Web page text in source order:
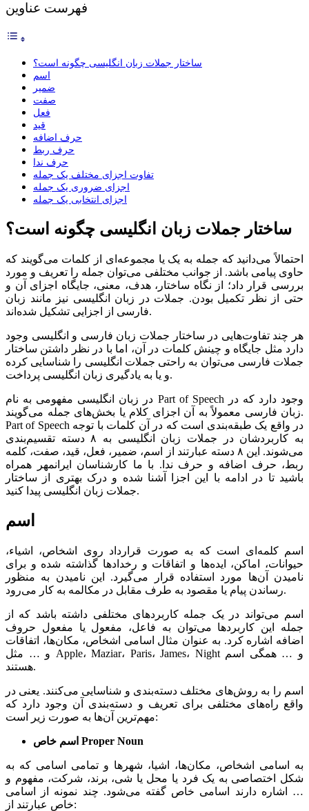
فهرست عناوین
ساختار جملات زبان انگلیسی چگونه است؟
اسم
ضمیر
صفت
فعل
قید
حرف اضافه
حرف ربط
حرف ندا
تفاوت اجزای مختلف یک جمله
اجزای ضروری یک جمله
اجزای انتخابی یک جمله
ساختار جملات زبان انگلیسی چگونه است؟
احتمالاً می‌دانید که جمله به یک یا مجموعه‌ای از کلمات می‌گویند که
حاوی پیامی باشد. از جوانب مختلفی می‌توان جمله را تعریف و مورد
بررسی قرار داد؛ از نگاه ساختار، هدف، معنی، جایگاه اجزای آن و
حتی از نظر تکمیل بودن. جملات در زبان انگلیسی نیز مانند زبان
فارسی از اجزایی تشکیل شده‌اند.
هر چند تفاوت‌هایی در ساختار جملات زبان فارسی و انگلیسی وجود
دارد مثل جایگاه و چینش کلمات در آن، اما با در نظر داشتن ساختار
جملات فارسی می‌توان به راحتی جملات انگلیسی را شناسایی کرده
و یا به یادگیری زبان انگلیسی پرداخت.
در زبان انگلیسی مفهومی به نام Part of Speech وجود دارد که در
زبان فارسی معمولاً به آن اجزای کلام یا بخش‌های جمله می‌گویند.
Part of Speech در واقع یک طبقه‌بندی است که در آن کلمات با توجه
به کاربردشان در جملات زبان انگلیسی به ۸ دسته تقسیم‌بندی
می‌شوند. این ۸ دسته عبارتند از اسم، ضمیر، فعل، قید، صفت، کلمه
ربط، حرف اضافه و حرف ندا. با ما کارشناسان ایرانمهر همراه
باشید تا در ادامه با این اجزا آشنا شده و درک بهتری از ساختار
جملات زبان انگلیسی پیدا کنید.
اسم
اسم کلمه‌ای است که به صورت قرارداد روی اشخاص، ‌اشیاء،
حیوانات، اماکن، ‌ایده‌ها و اتفاقات و رخداد‌ها گذاشته شده و برای
نامیدن آن‌ها مورد استفاده قرار می‌گیرد. این نامیدن به منظور
رساندن پیام یا مقصود به طرف مقابل در مکالمه به کار می‌رود.
اسم می‌تواند در یک جمله کاربرد‌های مختلفی داشته باشد که از
جمله این کاربرد‌ها می‌توان به فاعل، مفعول یا مفعول حروف
اضافه اشاره کرد. به عنوان مثال اسامی اشخاص، مکان‌ها، اتفاقات
و … مثل Apple، Maziar، Paris، James، Night و … همگی اسم
هستند.
اسم را به روش‌های مختلف دسته‌بندی و شناسایی می‌کنند. یعنی در
واقع راه‌های مختلفی برای تعریف و دسته‌بندی آن وجود دارد که
مهم‌ترین آن‌ها به صورت زیر است:
Proper Noun
به اسامی اشخاص، مکان‌ها، ‌اشیا، شهر‌ها و تمامی اسامی که به
شکل اختصاصی به یک فرد یا محل یا شی، برند، شرکت، مفهوم و
… اشاره دارند اسامی خاص گفته می‌شود. چند نمونه از اسامی
خاص عبارتند از: